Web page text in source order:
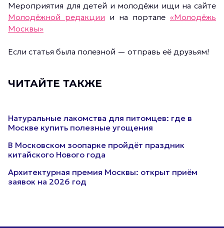
Мероприятия для детей и молодёжи ищи на сайте
Молодёжной редакции и на портале «Молодёжь
Москвы»
Если статья была полезной — отправь её друзьям!
ЧИТАЙТЕ ТАКЖЕ
Натуральные лакомства для питомцев: где в
Москве купить полезные угощения
В Московском зоопарке пройдёт праздник
китайского Нового года
Архитектурная премия Москвы: открыт приём
заявок на 2026 год